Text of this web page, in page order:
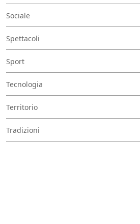
Sociale
Spettacoli
Sport
Tecnologia
Territorio
Tradizioni